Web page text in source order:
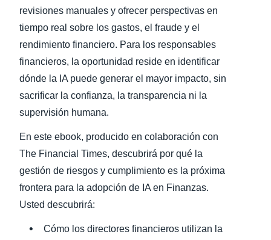
revisiones manuales y ofrecer perspectivas en
tiempo real sobre los gastos, el fraude y el
rendimiento financiero. Para los responsables
financieros, la oportunidad reside en identificar
dónde la IA puede generar el mayor impacto, sin
sacrificar la confianza, la transparencia ni la
supervisión humana.
En este ebook, producido en colaboración con
The Financial Times, descubrirá por qué la
gestión de riesgos y cumplimiento es la próxima
frontera para la adopción de IA en Finanzas.
Usted descubrirá:
Cómo los directores financieros utilizan la